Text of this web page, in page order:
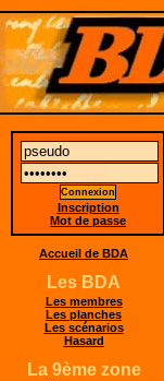
Inscription
Mot de passe
Accueil de BDA
Les BDA
Les membres
Les planches
Les scénarios
Hasard
La 9ème zone